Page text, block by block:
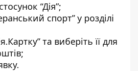
“Дія”;
спорт” у розділі
та виберіть її для